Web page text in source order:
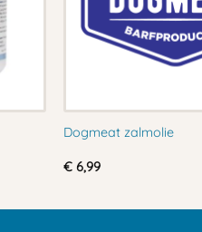
Dogmeat zalmolie
€ 6,99